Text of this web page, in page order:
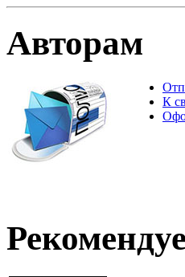
Авторам
К